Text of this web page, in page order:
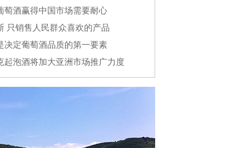
萄酒赢得中国市场需要耐心
只销售人民群众喜欢的产品
决定葡萄酒品质的第一要素
起泡酒将加大亚洲市场推广力度